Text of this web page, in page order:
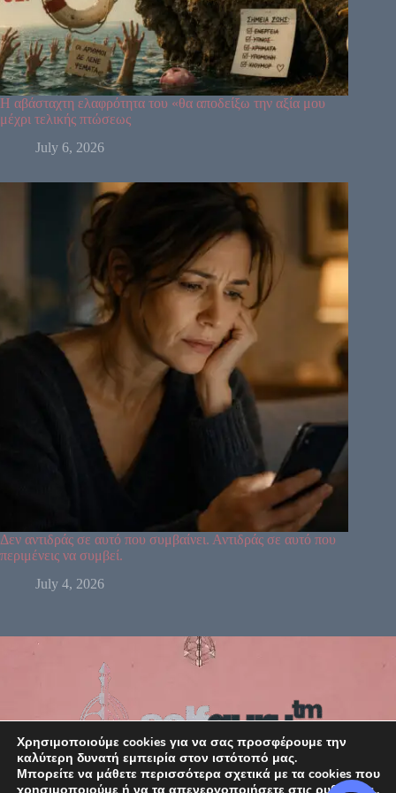
58 41
39
19
53
54
38
42 9
3
Η αβάσταχτη ελαφρότητα του «θα αποδείξω την αξία μου
μέχρι τελικής πτώσεως
July 6, 2026
Δεν αντιδράς σε αυτό που συμβαίνει. Αντιδράς σε αυτό που
περιμένεις να συμβεί.
July 4, 2026
Χρησιμοποιούμε cookies για να σας προσφέρουμε την
καλύτερη δυνατή εμπειρία στον ιστότοπό μας.
Μπορείτε να μάθετε περισσότερα σχετικά με τα cookies που